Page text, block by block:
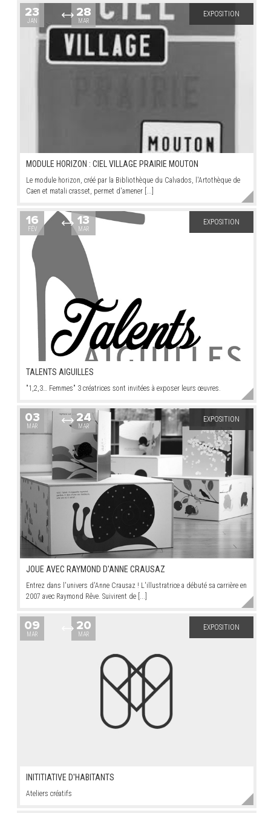
MODULE HORIZON : CIEL VILLAGE PRAIRIE MOUTON
Le module horizon, créé par la Bibliothèque du Calvados, l'Artothèque de
Caen et matali crasset, permet d'amener [...]
23
JAN
28
MAR
EXPOSITION
TALENTS AIGUILLES
"1,2,3… Femmes" 3 créatrices sont invitées à exposer leurs œuvres.
16
FÉV
13
MAR
EXPOSITION
JOUE AVEC RAYMOND D'ANNE CRAUSAZ
Entrez dans l'univers d'Anne Crausaz ! L'illustratrice a débuté sa carrière en
2007 avec Raymond Rêve. Suivirent de [...]
03
MAR
24
MAR
EXPOSITION
INITITIATIVE D'HABITANTS
Ateliers créatifs
09
MAR
20
MAR
EXPOSITION
ARRÊTÉS MUNICIPAUX
DÉLIBÉRATIONS